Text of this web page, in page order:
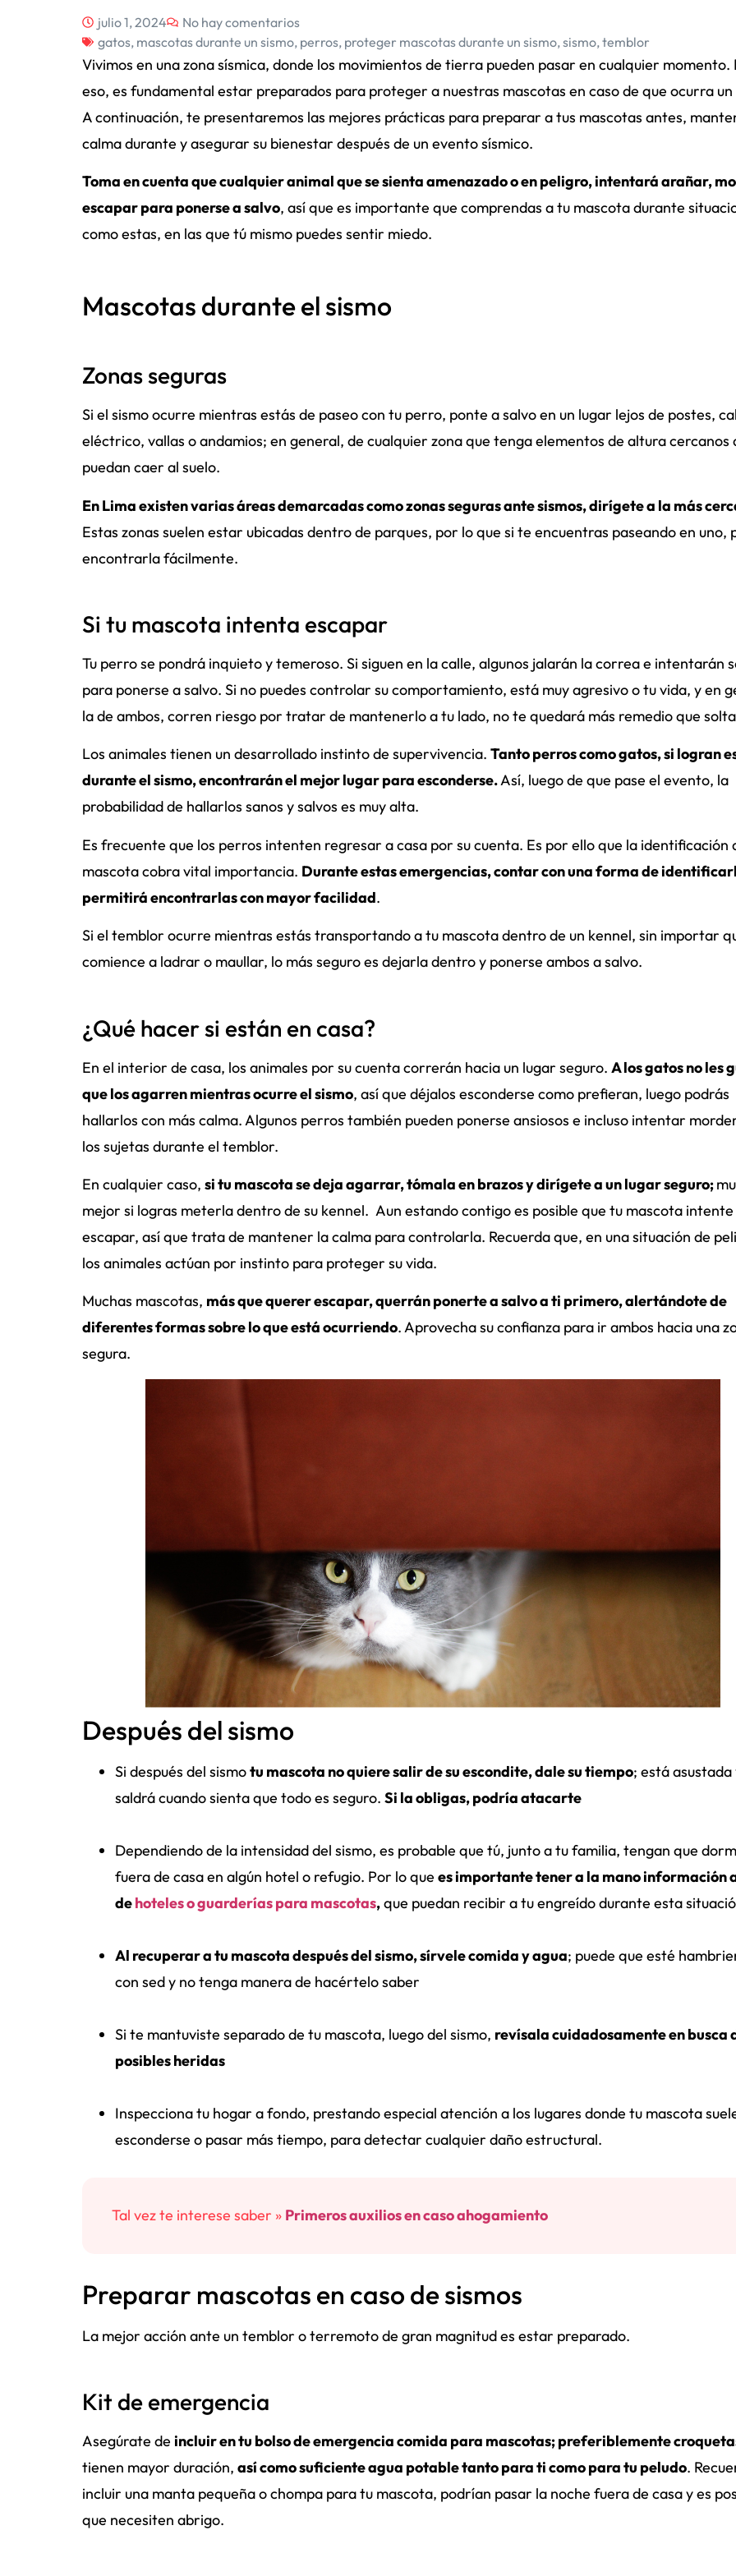
julio 1, 2024
No hay comentarios
gatos, mascotas durante un sismo, perros, proteger mascotas durante un sismo, sismo, temblor
Vivimos en una zona sísmica, donde los movimientos de tierra pueden pasar en cualquier momento.
eso, es fundamental estar preparados para proteger a nuestras mascotas en caso de que ocurra un
A continuación, te presentaremos las mejores prácticas para preparar a tus mascotas antes,
calma durante y asegurar su bienestar después de un evento sísmico.
Toma en cuenta que cualquier animal que se sienta amenazado o en peligro, intentará arañar,
escapar para ponerse a salvo, así que es importante que comprendas a tu mascota durante
como estas, en las que tú mismo puedes sentir miedo.
Mascotas durante el sismo
Zonas seguras
Si el sismo ocurre mientras estás de paseo con tu perro, ponte a salvo en un lugar lejos de postes,
eléctrico, vallas o andamios; en general, de cualquier zona que tenga elementos de altura cercanos
puedan caer al suelo.
En Lima existen varias áreas demarcadas como zonas seguras ante sismos, dirígete a la más
Estas zonas suelen estar ubicadas dentro de parques, por lo que si te encuentras paseando en uno,
encontrarla fácilmente.
Si tu mascota intenta escapar
Tu perro se pondrá inquieto y temeroso. Si siguen en la calle, algunos jalarán la correa e intentarán
para ponerse a salvo. Si no puedes controlar su comportamiento, está muy agresivo o tu vida, y en
la de ambos, corren riesgo por tratar de mantenerlo a tu lado, no te quedará más remedio que
Los animales tienen un desarrollado instinto de supervivencia. Tanto perros como gatos, si logran
durante el sismo, encontrarán el mejor lugar para esconderse.Así, luego de que pase el evento, la
probabilidad de hallarlos sanos y salvos es muy alta.
Es frecuente que los perros intenten regresar a casa por su cuenta. Es por ello que la identificación
mascota cobra vital importancia. Durante estas emergencias, contar con una forma de
permitirá encontrarlas con mayor facilidad.
Si el temblor ocurre mientras estás transportando a tu mascota dentro de un kennel, sin importar
comience a ladrar o maullar, lo más seguro es dejarla dentro y ponerse ambos a salvo.
¿Qué hacer si están en casa?
En el interior de casa, los animales por su cuenta correrán hacia un lugar seguro. A los gatos no les
que los agarren mientras ocurre el sismo, así que déjalos esconderse como prefieran, luego podrás
hallarlos con más calma. Algunos perros también pueden ponerse ansiosos e incluso intentar
los sujetas durante el temblor.
En cualquier caso, si tu mascota se deja agarrar, tómala en brazos y dirígete a un lugar seguro;
mejor si logras meterla dentro de su kennel. Aun estando contigo es posible que tu mascota intente
escapar, así que trata de mantener la calma para controlarla. Recuerda que, en una situación de
los animales actúan por instinto para proteger su vida.
Muchas mascotas, más que querer escapar, querrán ponerte a salvo a ti primero, alertándote de
diferentes formas sobre lo que está ocurriendo. Aprovecha su confianza para ir ambos hacia una
segura.
Después del sismo
Si después del sismotu mascota no quiere salir de su escondite, dale su tiempo; está asustada
saldrá cuando sienta que todo es seguro. Si la obligas, podría atacarte
Dependiendo de la intensidad del sismo, es probable que tú, junto a tu familia, tengan que
fuera de casa en algún hotel o refugio. Por lo que es importante tener a la mano información
dehoteles o guarderías para mascotas,que puedan recibir a tu engreído durante esta
Al recuperar a tu mascota después del sismo, sírvele comida y agua; puede que esté
con sed y no tenga manera de hacértelo saber
Si te mantuviste separado de tu mascota, luego del sismo, revísala cuidadosamente en busca
posibles heridas
Inspecciona tu hogar a fondo, prestando especial atención a los lugares donde tu mascota
esconderse o pasar más tiempo, para detectar cualquier daño estructural.
Tal vez te interese saber » Primeros auxilios en caso ahogamiento
Preparar mascotas en caso de sismos
La mejor acción ante un temblor o terremoto de gran magnitud es estar preparado.
Kit de emergencia
Asegúrate de incluir en tu bolso de emergencia comida para mascotas; preferiblemente
tienen mayor duración, así como suficiente agua potable tanto para ti como para tu peludo.
incluir una manta pequeña o chompa para tu mascota, podrían pasar la noche fuera de casa y es
que necesiten abrigo.